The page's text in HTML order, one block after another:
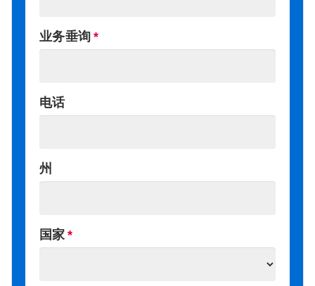
业务垂询
电话
州
国家